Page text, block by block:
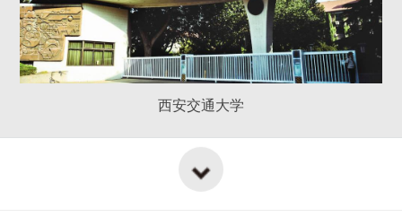
西安交通大学